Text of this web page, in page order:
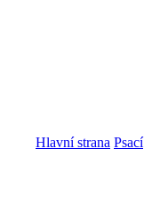
Hlavní strana Psací